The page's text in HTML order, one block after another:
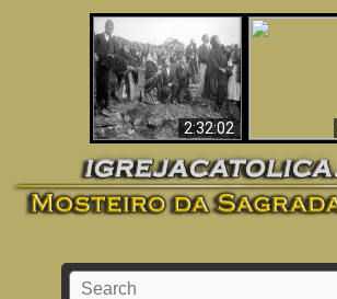
2:32:02
O Terceiro Segredo
de Fátima